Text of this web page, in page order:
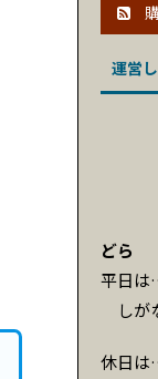
運営
どら
平日
しが
休日